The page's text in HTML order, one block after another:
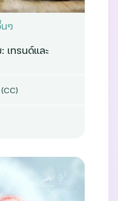
ๆ
เทรนด์และ